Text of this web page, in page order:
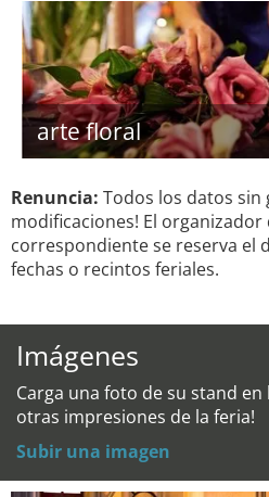
arte floral
Renuncia: Todos los datos
modificaciones! El organizador
correspondiente se reserva el
fechas o recintos feriales.
Imágenes
Carga una foto de su stand en
otras impresiones de la feria!
Subir una imagen